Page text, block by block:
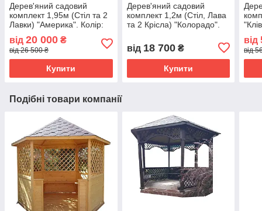
Дерев'яний садовий
комплект 1,95м (Стіл та 2
Лавки) "Америка". Колір:
від 20 000 ₴
від 26 500 ₴
Купити
Дерев'яний садовий
комплект 1,2м (Стіл, Лава
та 2 Крісла) "Колорадо".
від 18 700₴
Купити
від
від
Подібні товари компанії